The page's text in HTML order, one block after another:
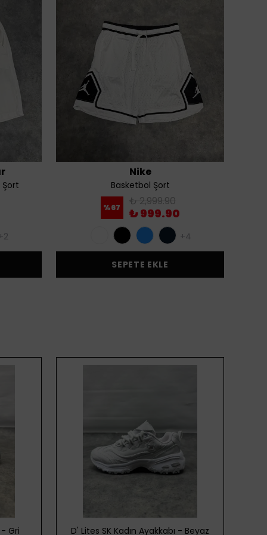
Nike
Basketbol Şort
%67 ₺ 2,999.90
₺ 999.90
+4
SEPETE EKLE
- Gri D' Lites SK Kadın Ayakkabı - Beyaz